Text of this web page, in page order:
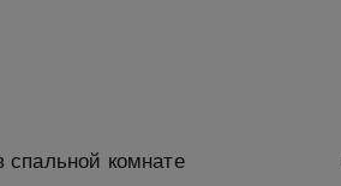
спальной комнате